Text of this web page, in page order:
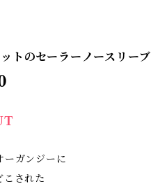
トのセーラーノースリーブ
ーガンジーに
こされた